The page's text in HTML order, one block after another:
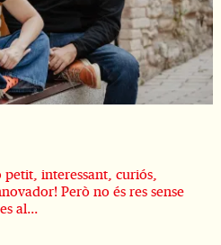
interessant, curiós,
Però no és res sense
al...